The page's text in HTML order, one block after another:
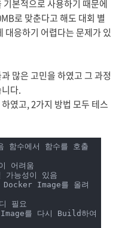
본적으로 사용하기 때문에
로 맞춘다고 해도 대회 별
대응하기 어렵다는 문제가 있
많은 고민을 하였고 그 과정
다.
였고, 2가지 방법 모두 테스
함수에서 함수를 호출
Docker Image를 올려